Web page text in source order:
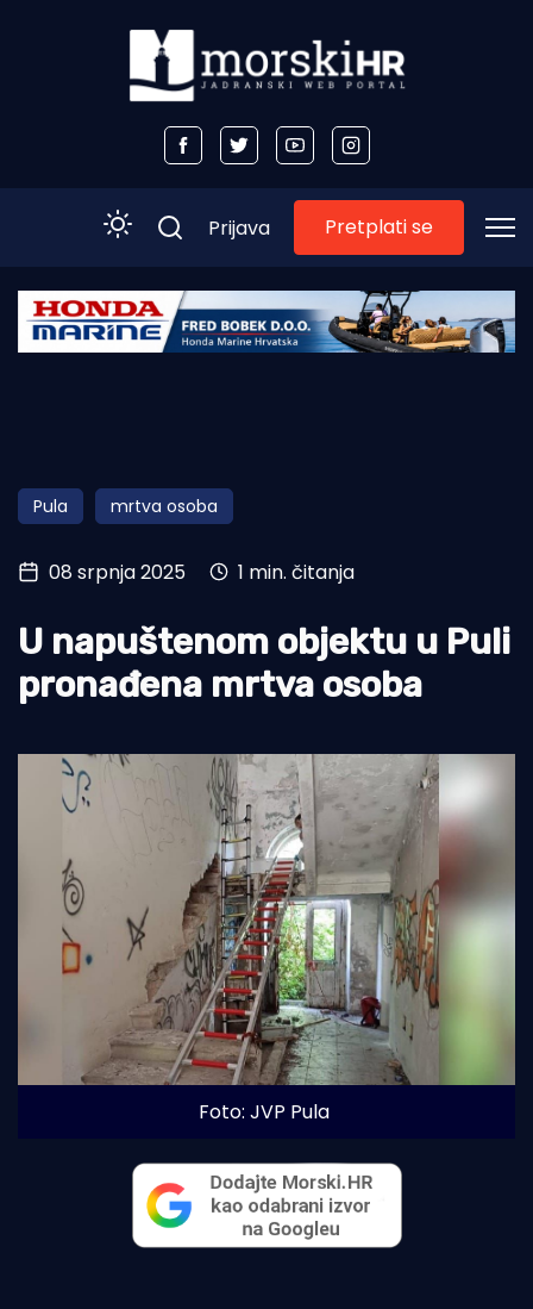
Početna
Obala
Otoci
Turizam i nautika
Pomorstvo
Ribolov
Tradicija i kultura
Prijava Pretplati se
Pula mrtva osoba
08 srpnja 2025 1 min. čitanja
U napuštenom objektu u Puli
pronađena mrtva osoba
Foto: JVP Pula